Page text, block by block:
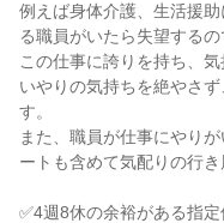
例えば身体介護、生活援
る職員がいたら失望する
この仕事に誇りを持ち、
いやりの気持ちを絶やさ
す。
また、職員が仕事にやり
ートも含めて気配りの行
✅4週8休の余裕がある指定